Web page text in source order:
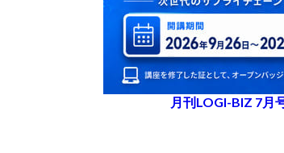
月刊LOGI-BIZ 7月